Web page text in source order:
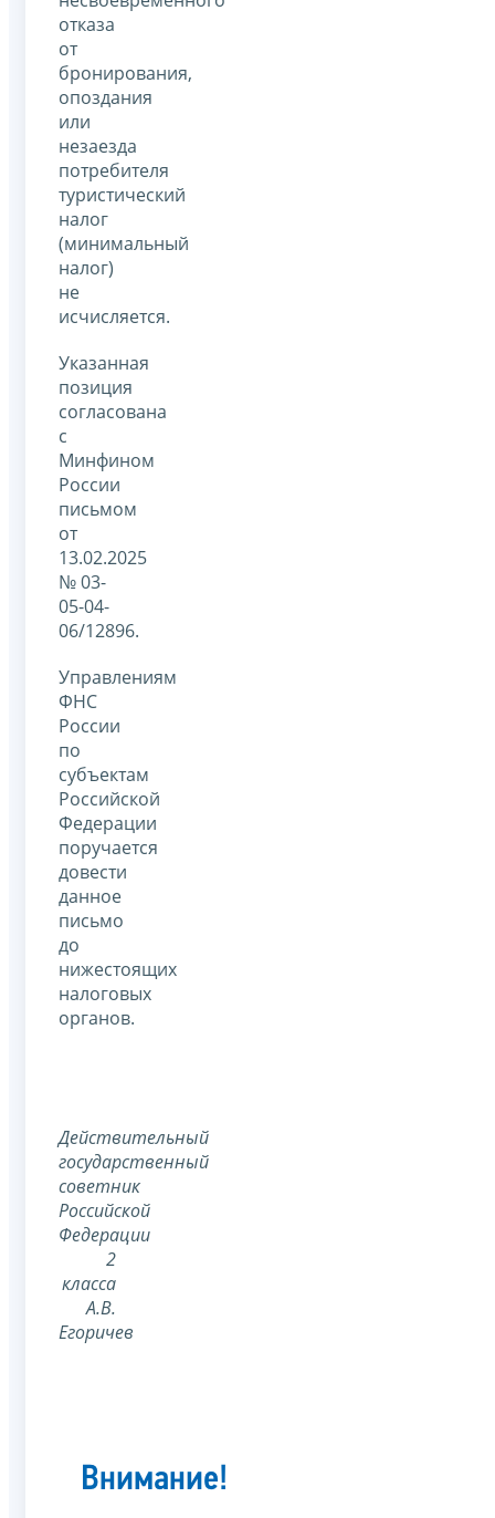
отказа
от
бронирования,
опоздания
или
незаезда
потребителя
туристический
налог
(минимальный
налог)
не
исчисляется.
Указанная
позиция
согласована
с
Минфином
России
письмом
от
13.02.2025
№ 03-
05-04-
06/12896.
Управлениям
ФНС
России
по
субъектам
Российской
Федерации
поручается
довести
данное
письмо
до
нижестоящих
налоговых
органов.
Действительный
государственный
советник
Российской
Федерации
2
класса
А.В.
Егоричев
Внимание!